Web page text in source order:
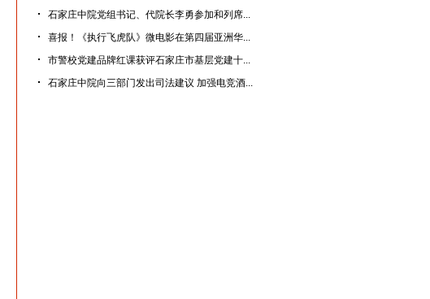
石家庄中院党组书记、代院长李勇参加和列席...
喜报！《执行飞虎队》微电影在第四届亚洲华...
市警校党建品牌红课获评石家庄市基层党建十...
石家庄中院向三部门发出司法建议 加强电竞酒...